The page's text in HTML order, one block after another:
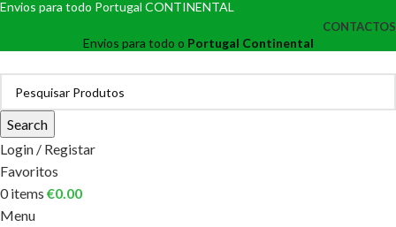
Envios para todo Portugal CONTINENTAL
CONTACTOS
Envios para todo o Portugal Continental
Search
Login / Registar
Favoritos
0items €0.00
Menu